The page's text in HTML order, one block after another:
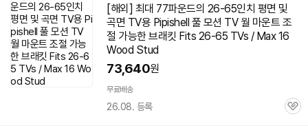
[해외] 최대 77파운드의 26-65인치 평면 및
곡면 TV용 Pipishell 풀 모션 TV월 마운트 조
절 가능한 브래킷 Fits 26-65 TVs / Max 16
Wood Stud
73,640원
무료배송
26.08. 등록
관